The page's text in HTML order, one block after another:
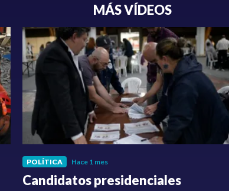
MÁS VÍDEOS
POLÍTICA Hace 1 mes
Candidatos presidenciales